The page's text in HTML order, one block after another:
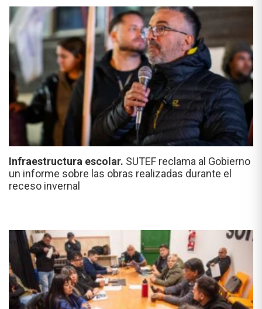
Infraestructura escolar. SUTEF reclama al Gobierno
un informe sobre las obras realizadas durante el
receso invernal